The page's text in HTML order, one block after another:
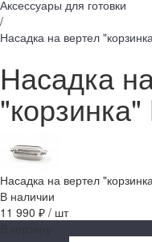
Аксессуары для готовки
/
Насадка на вертел
Насадка
Насадка на вертел
В наличии
11 990 ₽ / шт